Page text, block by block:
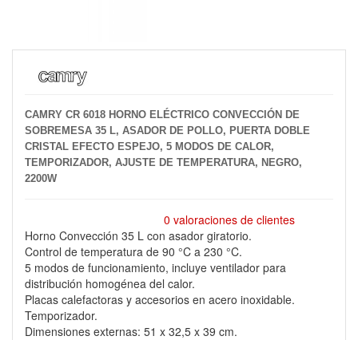
CAMRY CR 6018 HORNO ELÉCTRICO CONVECCIÓN DE
SOBREMESA 35 L, ASADOR DE POLLO, PUERTA DOBLE
CRISTAL EFECTO ESPEJO, 5 MODOS DE CALOR,
TEMPORIZADOR, AJUSTE DE TEMPERATURA, NEGRO,
2200W
0 valoraciones de clientes
Horno Convección 35 L con asador giratorio.
Control de temperatura de 90 °C a 230 °C.
5 modos de funcionamiento, incluye ventilador para
distribución homogénea del calor.
Placas calefactoras y accesorios en acero inoxidable.
Temporizador.
Dimensiones externas: 51 x 32,5 x 39 cm.